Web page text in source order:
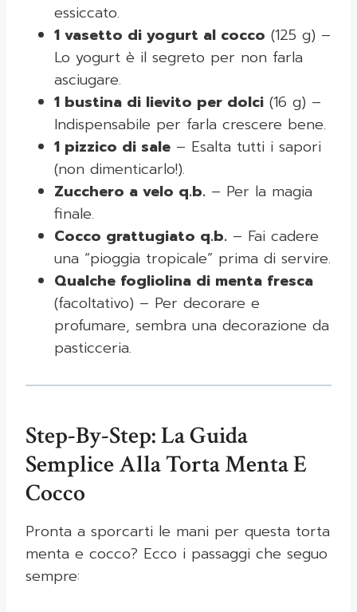
essiccato.
1 vasetto di yogurt al cocco (125 g) –
Lo yogurt è il segreto per non farla
asciugare.
1 bustina di lievito per dolci (16 g) –
Indispensabile per farla crescere bene.
1 pizzico di sale – Esalta tutti i sapori
(non dimenticarlo!).
Zucchero a velo q.b. – Per la magia
finale.
Cocco grattugiato q.b. – Fai cadere
una “pioggia tropicale” prima di servire.
Qualche fogliolina di menta fresca
(facoltativo) – Per decorare e
profumare, sembra una decorazione da
pasticceria.
Step-By-Step: La Guida
Semplice Alla Torta Menta E
Cocco
Pronta a sporcarti le mani per questa torta
menta e cocco? Ecco i passaggi che seguo
sempre: